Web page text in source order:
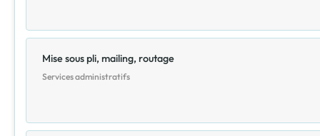
Mise sous pli, mailing, routage
Services administratifs